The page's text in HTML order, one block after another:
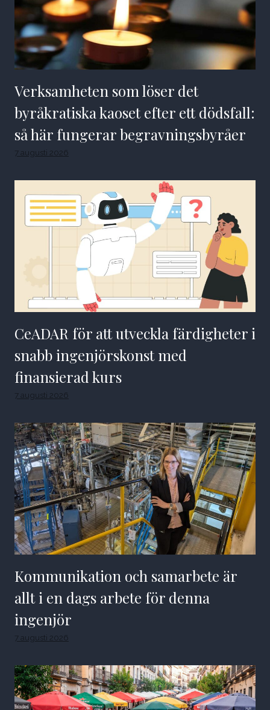
Verksamheten som löser det
byråkratiska kaoset efter ett dödsfall:
så här fungerar begravningsbyråer
7 augusti 2026
CeADAR för att utveckla färdigheter i
snabb ingenjörskonst med
finansierad kurs
7 augusti 2026
Kommunikation och samarbete är
allt i en dags arbete för denna
ingenjör
7 augusti 2026